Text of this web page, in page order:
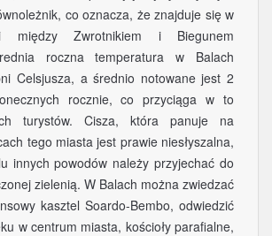
co oznacza, że znajduje się w
między Zwrotnikiem i Biegunem
roczna temperatura w Balach
Celsjusza, a średnio notowane jest 2
rocznie, co przyciąga w to
turystów. Cisza, która panuje na
tego miasta jest prawie niesłyszalna,
innych powodów należy przyjechać do
zielenią. W Balach można zwiedzać
kasztel Soardo-Bembo, odwiedzić
w centrum miasta, kościoły parafialne,